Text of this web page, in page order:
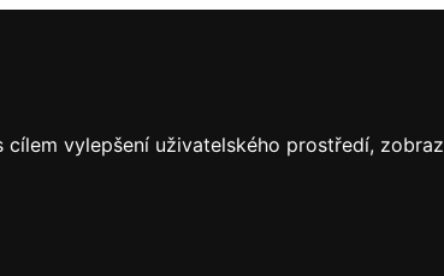
vylepšení uživatelského prostředí,